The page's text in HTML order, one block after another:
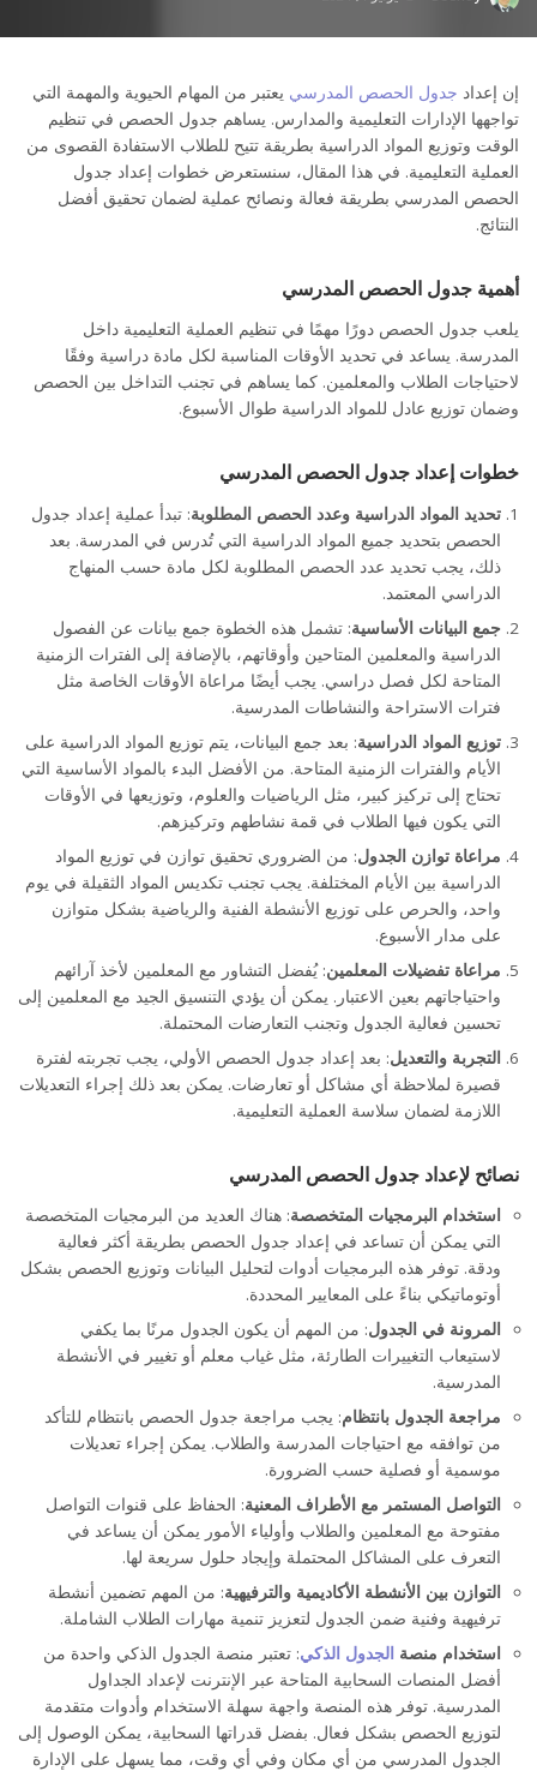
إعداد جدول الحصص المدرسي: خطوات فعالة ونصائح عملية
إن إعداد جدول الحصص المدرسي يعتبر من المهام الحيوية والمهمة التي
تواجهها الإدارات التعليمية والمدارس. يساهم جدول الحصص في تنظيم
الوقت وتوزيع المواد الدراسية بطريقة تتيح للطلاب الاستفادة القصوى من
العملية التعليمية. في هذا المقال، سنستعرض خطوات إعداد جدول
الحصص المدرسي بطريقة فعالة ونصائح عملية لضمان تحقيق أفضل
النتائج.
أهمية جدول الحصص المدرسي
يلعب جدول الحصص دورًا مهمًا في تنظيم العملية التعليمية داخل
المدرسة. يساعد في تحديد الأوقات المناسبة لكل مادة دراسية وفقًا
لاحتياجات الطلاب والمعلمين. كما يساهم في تجنب التداخل بين الحصص
وضمان توزيع عادل للمواد الدراسية طوال الأسبوع.
خطوات إعداد جدول الحصص المدرسي
تحديد المواد الدراسية وعدد الحصص المطلوبة: تبدأ عملية إعداد جدول
الحصص بتحديد جميع المواد الدراسية التي تُدرس في المدرسة. بعد
ذلك، يجب تحديد عدد الحصص المطلوبة لكل مادة حسب المنهاج
الدراسي المعتمد.
جمع البيانات الأساسية: تشمل هذه الخطوة جمع بيانات عن الفصول
الدراسية والمعلمين المتاحين وأوقاتهم، بالإضافة إلى الفترات الزمنية
المتاحة لكل فصل دراسي. يجب أيضًا مراعاة الأوقات الخاصة مثل
فترات الاستراحة والنشاطات المدرسية.
توزيع المواد الدراسية: بعد جمع البيانات، يتم توزيع المواد الدراسية على
الأيام والفترات الزمنية المتاحة. من الأفضل البدء بالمواد الأساسية التي
تحتاج إلى تركيز كبير، مثل الرياضيات والعلوم، وتوزيعها في الأوقات
التي يكون فيها الطلاب في قمة نشاطهم وتركيزهم.
مراعاة توازن الجدول: من الضروري تحقيق توازن في توزيع المواد
الدراسية بين الأيام المختلفة. يجب تجنب تكديس المواد الثقيلة في يوم
واحد، والحرص على توزيع الأنشطة الفنية والرياضية بشكل متوازن
على مدار الأسبوع.
مراعاة تفضيلات المعلمين: يُفضل التشاور مع المعلمين لأخذ آرائهم
واحتياجاتهم بعين الاعتبار. يمكن أن يؤدي التنسيق الجيد مع المعلمين إلى
تحسين فعالية الجدول وتجنب التعارضات المحتملة.
التجربة والتعديل: بعد إعداد جدول الحصص الأولي، يجب تجربته لفترة
قصيرة لملاحظة أي مشاكل أو تعارضات. يمكن بعد ذلك إجراء التعديلات
اللازمة لضمان سلاسة العملية التعليمية.
نصائح لإعداد جدول الحصص المدرسي
استخدام البرمجيات المتخصصة: هناك العديد من البرمجيات المتخصصة
التي يمكن أن تساعد في إعداد جدول الحصص بطريقة أكثر فعالية
ودقة. توفر هذه البرمجيات أدوات لتحليل البيانات وتوزيع الحصص بشكل
أوتوماتيكي بناءً على المعايير المحددة.
المرونة في الجدول: من المهم أن يكون الجدول مرنًا بما يكفي
لاستيعاب التغييرات الطارئة، مثل غياب معلم أو تغيير في الأنشطة
المدرسية.
مراجعة الجدول بانتظام: يجب مراجعة جدول الحصص بانتظام للتأكد
من توافقه مع احتياجات المدرسة والطلاب. يمكن إجراء تعديلات
موسمية أو فصلية حسب الضرورة.
التواصل المستمر مع الأطراف المعنية: الحفاظ على قنوات التواصل
مفتوحة مع المعلمين والطلاب وأولياء الأمور يمكن أن يساعد في
التعرف على المشاكل المحتملة وإيجاد حلول سريعة لها.
التوازن بين الأنشطة الأكاديمية والترفيهية: من المهم تضمين أنشطة
ترفيهية وفنية ضمن الجدول لتعزيز تنمية مهارات الطلاب الشاملة.
استخدام منصة الجدول الذكي: تعتبر منصة الجدول الذكي واحدة من
أفضل المنصات السحابية المتاحة عبر الإنترنت لإعداد الجداول
المدرسية. توفر هذه المنصة واجهة سهلة الاستخدام وأدوات متقدمة
لتوزيع الحصص بشكل فعال. بفضل قدراتها السحابية، يمكن الوصول إلى
الجدول المدرسي من أي مكان وفي أي وقت، مما يسهل على الإدارة